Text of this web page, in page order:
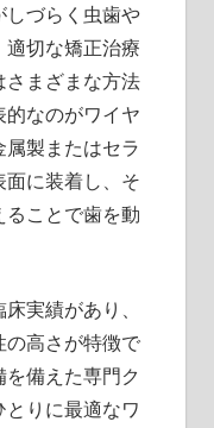
づらく虫歯や
切な矯正治療
まざまな方法
なのがワイヤ
製またはセラ
面に装着し、そ
ことで歯を動
実績があり、
高さが特徴で
備えた専門ク
りに最適なワ